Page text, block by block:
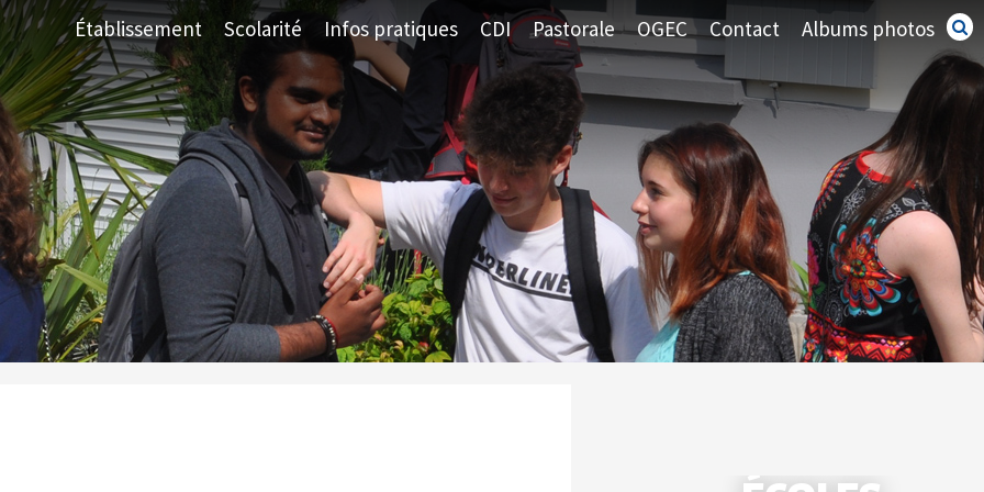
Établissement Scolarité Infos pratiques CDI Pastorale OGEC Contact Albums photos